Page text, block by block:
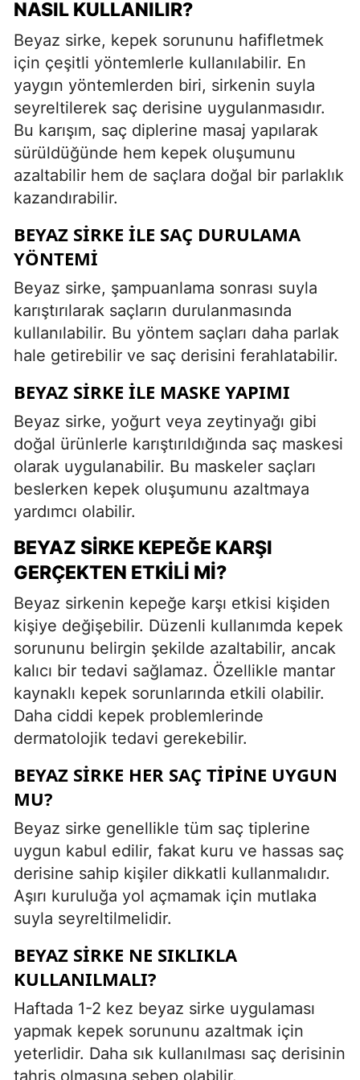
NASIL KULLANILIR?
Beyaz sirke, kepek sorununu hafifletmek
için çeşitli yöntemlerle kullanılabilir. En
yaygın yöntemlerden biri, sirkenin suyla
seyreltilerek saç derisine uygulanmasıdır.
Bu karışım, saç diplerine masaj yapılarak
sürüldüğünde hem kepek oluşumunu
azaltabilir hem de saçlara doğal bir parlaklık
kazandırabilir.
BEYAZ SIRKE ILE SAÇ DURULAMA
YÖNTEMI
Beyaz sirke, şampuanlama sonrası suyla
karıştırılarak saçların durulanmasında
kullanılabilir. Bu yöntem saçları daha parlak
hale getirebilir ve saç derisini ferahlatabilir.
BEYAZ SIRKE ILE MASKE YAPIMI
Beyaz sirke, yoğurt veya zeytinyağı gibi
doğal ürünlerle karıştırıldığında saç maskesi
olarak uygulanabilir. Bu maskeler saçları
beslerken kepek oluşumunu azaltmaya
yardımcı olabilir.
BEYAZ SIRKE KEPEĞE KARŞI
GERÇEKTEN ETKILI MI?
Beyaz sirkenin kepeğe karşı etkisi kişiden
kişiye değişebilir. Düzenli kullanımda kepek
sorununu belirgin şekilde azaltabilir, ancak
kalıcı bir tedavi sağlamaz. Özellikle mantar
kaynaklı kepek sorunlarında etkili olabilir.
Daha ciddi kepek problemlerinde
dermatolojik tedavi gerekebilir.
BEYAZ SIRKE HER SAÇ TIPINE UYGUN
MU?
Beyaz sirke genellikle tüm saç tiplerine
uygun kabul edilir, fakat kuru ve hassas saç
derisine sahip kişiler dikkatli kullanmalıdır.
Aşırı kuruluğa yol açmamak için mutlaka
suyla seyreltilmelidir.
BEYAZ SIRKE NE SIKLIKLA
KULLANILMALI?
Haftada 1-2 kez beyaz sirke uygulaması
yapmak kepek sorununu azaltmak için
yeterlidir. Daha sık kullanılması saç derisinin
tahriş olmasına sebep olabilir.